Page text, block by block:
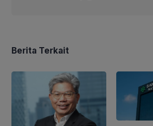
Berita Terkait